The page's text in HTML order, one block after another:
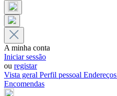
A minha conta
Iniciar sessão
ou registar
Vista geral Perfil pessoal Endereços
Encomendas